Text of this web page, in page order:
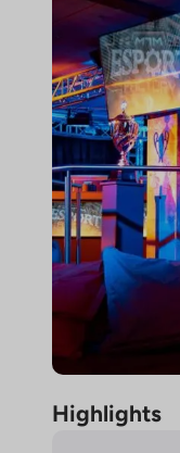
Highlights